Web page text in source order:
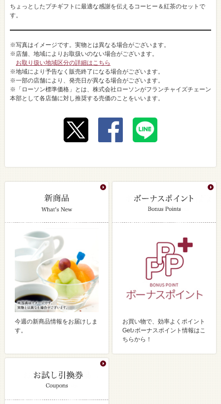
ちょっとしたプチギフトに最適な感謝を伝えるコーヒー＆紅茶のセットで
す。
※写真はイメージです。実物とは異なる場合がございます。
※店舗、地域によりお取扱いのない場合がございます。
お取り扱い地域区分の詳細はこちら
※地域により予告なく販売終了になる場合がございます。
※一部の店舗により、発売日が異なる場合がございます。
※「ローソン標準価格」とは、株式会社ローソンがフランチャイズチェーン
本部として各店舗に対し推奨する売価のことをいいます。
今週の新商品情報をお届けしま
す。
お買い物で、効率よくポイント
Get♪ボーナスポイント情報はこ
ちらから！